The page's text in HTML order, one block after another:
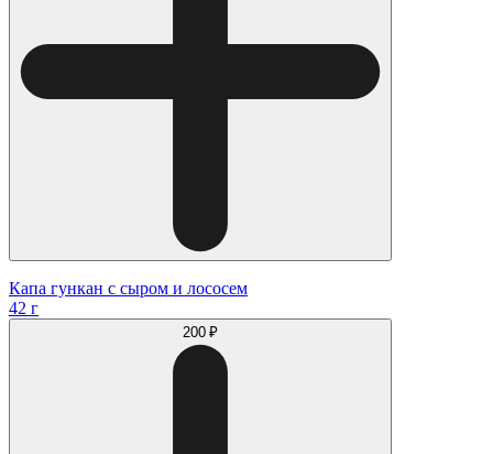
Капа гункан с сыром и лососем
42 г
200 ₽